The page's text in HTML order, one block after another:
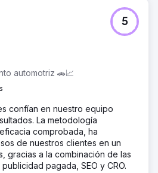
automotriz 🚗📈
5
confían en nuestro equipo
La metodología
comprobada, ha
de nuestros clientes en un
gracias a la combinación de las
pagada, SEO y CRO.